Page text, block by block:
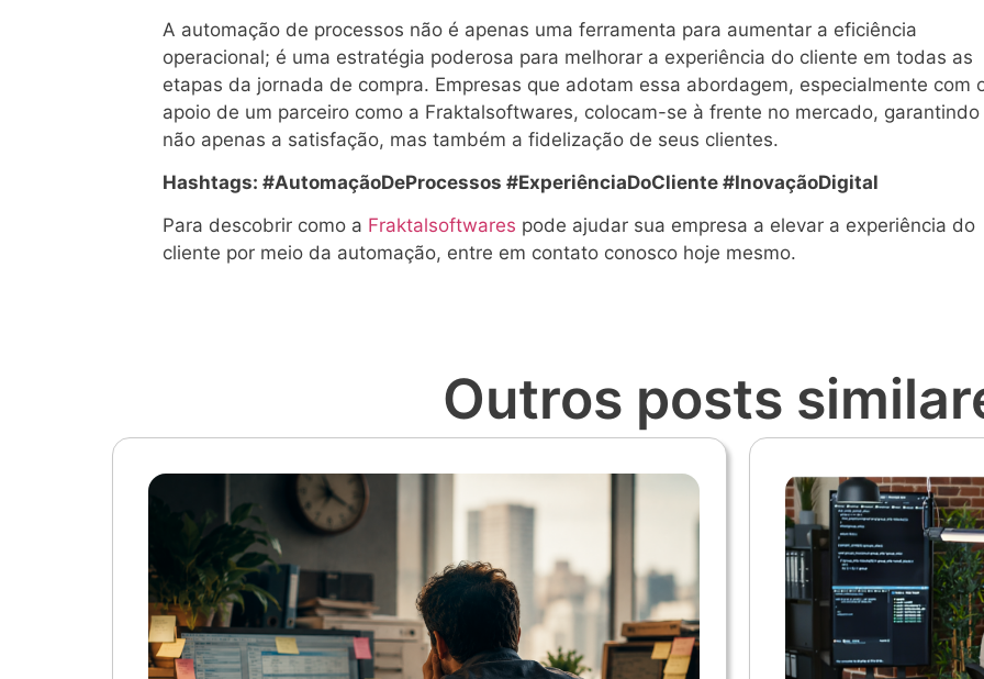
A automação de processos não é apenas uma ferramenta para aumentar a eficiência
operacional; é uma estratégia poderosa para melhorar a experiência do cliente em todas as
etapas da jornada de compra. Empresas que adotam essa abordagem, especialmente com
apoio de um parceiro como a Fraktalsoftwares, colocam-se à frente no mercado, garantindo
não apenas a satisfação, mas também a fidelização de seus clientes.
Hashtags: #AutomaçãoDeProcessos #ExperiênciaDoCliente #InovaçãoDigital
Para descobrir como a Fraktalsoftwares pode ajudar sua empresa a elevar a experiência do
cliente por meio da automação, entre em contato conosco hoje mesmo.
Outros posts